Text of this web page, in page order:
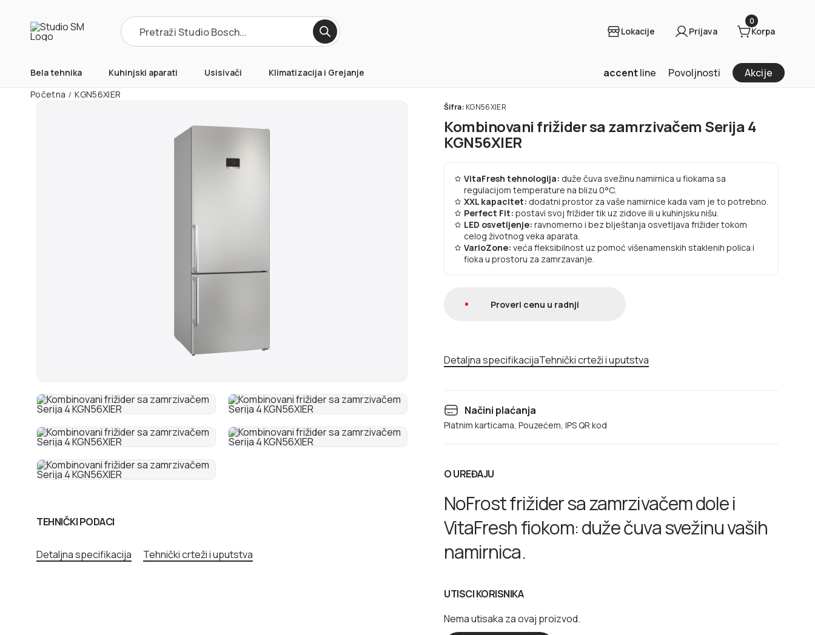
Products
search Lokacije Prijava
0
Korpa
Bela tehnika Kuhinjski aparati Usisivači Klimatizacija i Grejanje accentline Povoljnosti Akcije
Početna / KGN56XIER
TEHNIČKI PODACI
Detaljna specifikacija Tehnički crteži i uputstva
Šifra: KGN56XIER
Kombinovani frižider sa zamrzivačem Serija 4
KGN56XIER
VitaFresh tehnologija: duže čuva svežinu namirnica u fiokama sa
regulacijom temperature na blizu 0°C.
XXL kapacitet: dodatni prostor za vaše namirnice kada vam je to potrebno.
Perfect Fit: postavi svoj frižider tik uz zidove ili u kuhinjsku nišu.
LED osvetljenje: ravnomerno i bez blještanja osvetljava frižider tokom
celog životnog veka aparata.
VarioZone: veća fleksibilnost uz pomoć višenamenskih staklenih polica i
fioka u prostoru za zamrzavanje.
Proveri cenu u radnji
Detaljna specifikacijaTehnički crteži i uputstva
Načini plaćanja
Platnim karticama, Pouzećem, IPS QR kod
O UREĐAJU
NoFrost frižider sa zamrzivačem dole i
VitaFresh fiokom: duže čuva svežinu vaših
namirnica.
UTISCI KORISNIKA
Nema utisaka za ovaj proizvod.